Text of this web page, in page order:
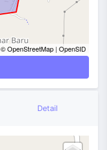
© OpenStreetMap| OpenSID
Detail